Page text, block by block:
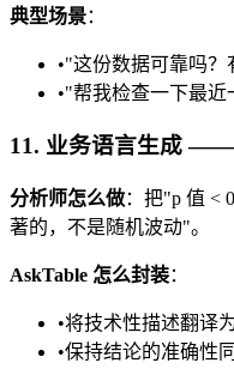
典型场景：
•"这份数据可靠吗？
•"帮我检查一下最近
11. 业务语言生成
分析师怎么做：把"p 值 <
著的，不是随机波动"。
AskTable 怎么封装：
•将技术性描述翻译
•保持结论的准确性